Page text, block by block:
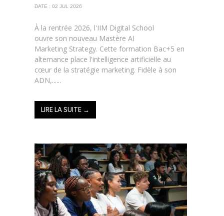
DATE : 02 JUL 2026
À la rentrée 2026, l'IIM Digital School
ouvre son nouveau Mastère AI
Marketing Strategy. Cette formation Bac+5 en
alternance place l'intelligence artificielle au
cœur de la stratégie marketing. Fidèle à son
ADN,......
LIRE LA SUITE →